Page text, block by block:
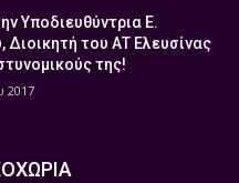
Υποδιευθύντρια Ε.
Διοικητή του ΑΤ Ελευσίνας
της!
2017